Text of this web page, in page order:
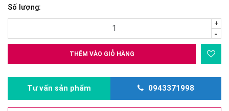
Số lượng:
+
-
THÊM VÀO GIỎ HÀNG
Tư vấn sản phẩm 0943371998